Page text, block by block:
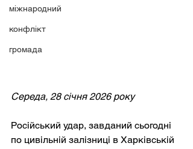
міжнародний
конфлікт
громада
Середа, 28 січня 2026 року
Російський удар, завданий сьогодні
по цивільній залізниці в Харківській